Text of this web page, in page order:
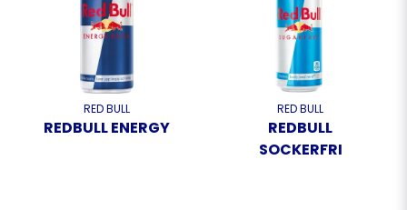
RED BULL
REDBULL ENERGY
RED BULL
REDBULL
SOCKERFRI